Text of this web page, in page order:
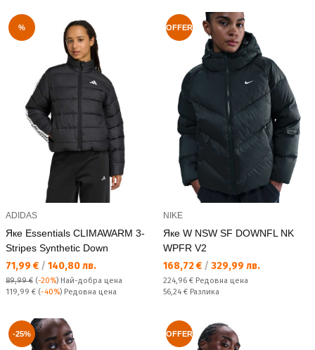
%
ADIDAS
Яке Essentials CLIMAWARM 3-
Stripes Synthetic Down
Текуща цена:
71,99 € / 140,80 лв.
89,99 € (-20%) Най-добра цена
Редовна цена:
119,99 € (-40%) Редовна цена
OFFER
NIKE
Яке W NSW SF DOWNFL NK
WPFR V2
Текуща цена:
168,72 € / 329,99 лв.
Редовна цена:
224,96 € Редовна цена
Спестявате:
56,24 € Разлика
-25% OFFER